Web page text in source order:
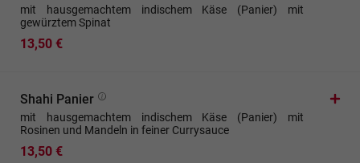
mit hausgemachtem indischem Käse (Panier) mit
gewürztem Spinat
13,50 €
Shahi Panier
mit hausgemachtem indischem Käse (Panier) mit
Rosinen und Mandeln in feiner Currysauce
13,50 €